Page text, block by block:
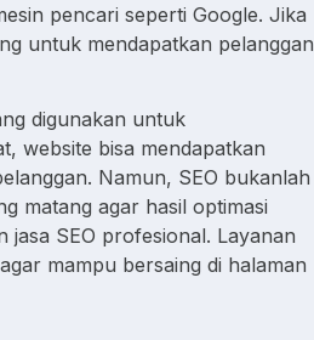
pencari seperti Google. Jika
untuk mendapatkan pelanggan
digunakan untuk
website bisa mendapatkan
Namun, SEO bukanlah
matang agar hasil optimasi
jasa SEO profesional. Layanan
mampu bersaing di halaman